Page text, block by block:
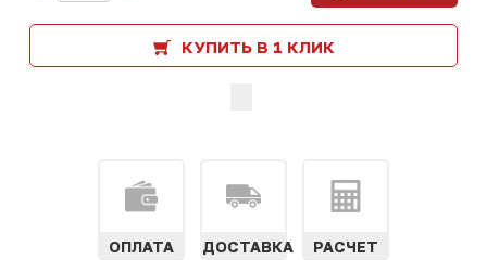
КУПИТЬ В 1 КЛИК
ОПЛАТА ДОСТАВКА РАСЧЕТ